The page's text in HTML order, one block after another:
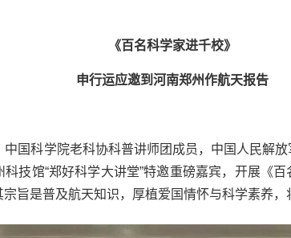
《百名科学家进千校》
申行运应邀到河南郑州作航天报告
中国科学院老科协科普讲师团成员，中国人民解
技馆“郑好科学大讲堂”特邀重磅嘉宾，开展《
旨是普及航天知识，厚植爱国情怀与科学素养，